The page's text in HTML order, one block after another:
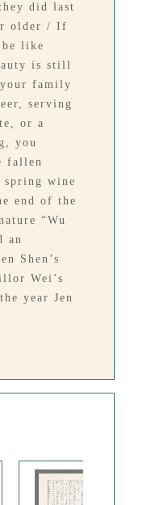
did last
older / If
like
is still
family
serving
or a
you
fallen
spring wine
end of the
“Wu
an
Shen’s
Wei’s
year Jen